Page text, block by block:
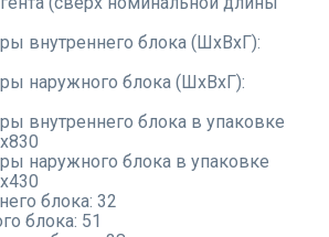
внутреннего блока (ШxВxГ):
наружного блока (ШxВxГ):
внутреннего блока в упаковке
наружного блока в упаковке
блока: 32
блока: 51